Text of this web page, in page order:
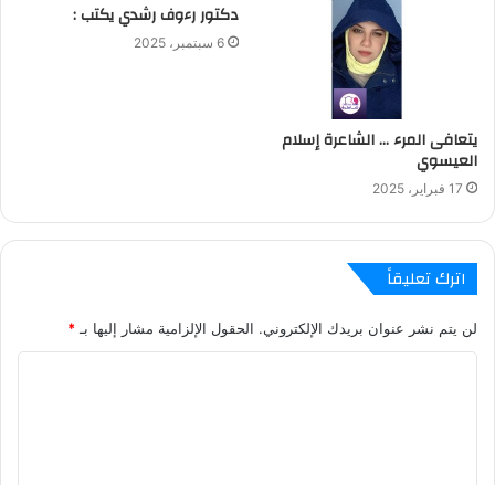
يتعافى المرء … الشاعرة إسلام
العيسوي
17 فبراير، 2025
دكتور رءوف رشدي يكتب :
6 سبتمبر، 2025
اترك تعليقاً
لن يتم نشر عنوان بريدك الإلكتروني. الحقول الإلزامية مشار إليها بـ *